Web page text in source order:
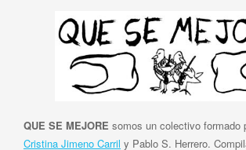
QUE SE MEJORE somos un colectivo formado
Cristina Jimeno Carril y Pablo S. Herrero.